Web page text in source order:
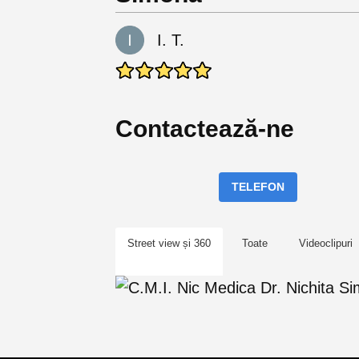
I. T.
Contactează-ne
TELEFON
Street view și 360 Toate Videoclipuri